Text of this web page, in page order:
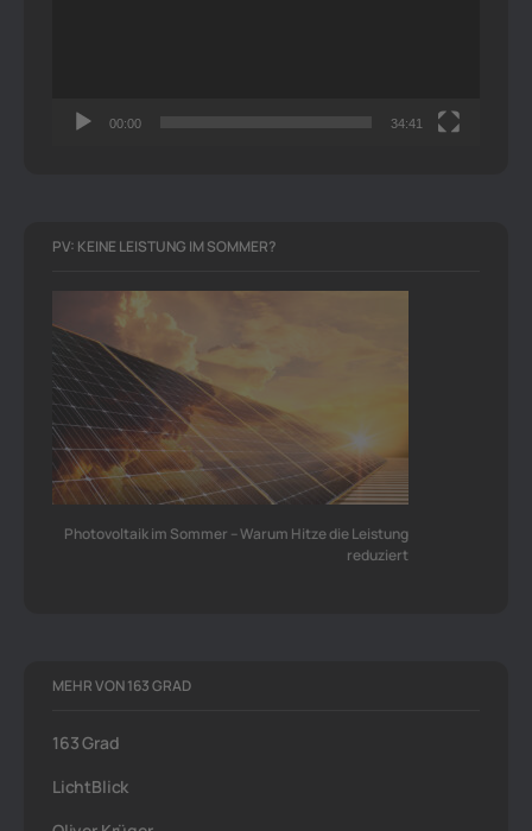
00:00 34:41
PV: KEINE LEISTUNG IM SOMMER?
Photovoltaik im Sommer – Warum Hitze die Leistung
reduziert
MEHR VON 163 GRAD
163 Grad
LichtBlick